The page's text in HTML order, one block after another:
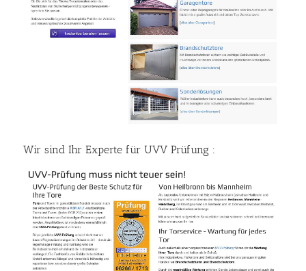
Wir sind Ihr Experte für UVV Prüfung :